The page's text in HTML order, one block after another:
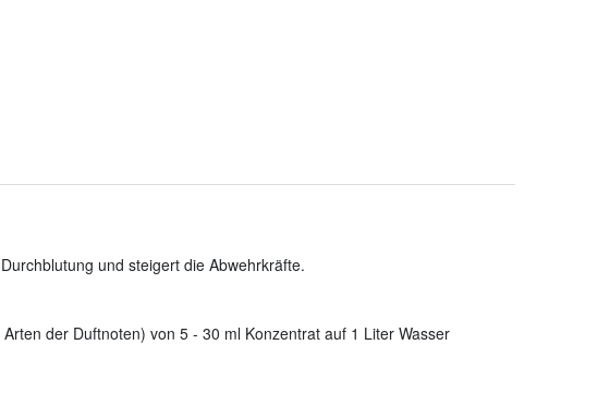
und steigert die Abwehrkräfte.
der Duftnoten) von 5 - 30 ml Konzentrat auf 1 Liter Wasser